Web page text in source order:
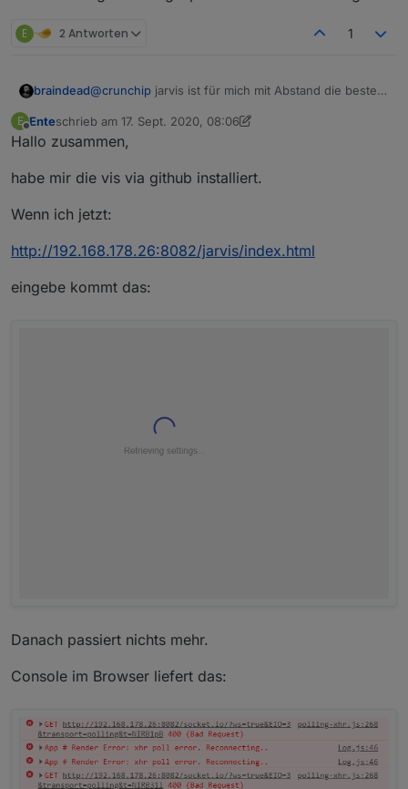
E 2 Antworten 1
braindead@crunchip jarvis ist für mich mit Abstand die beste
E
Offline
Enteschrieb am 17. Sept. 2020, 08:06
zuletzt editiert von Ente
Hallo zusammen,
habe mir die vis via github installiert.
Wenn ich jetzt:
http://192.168.178.26:8082/jarvis/index.html
eingebe kommt das:
Danach passiert nichts mehr.
Console im Browser liefert das: